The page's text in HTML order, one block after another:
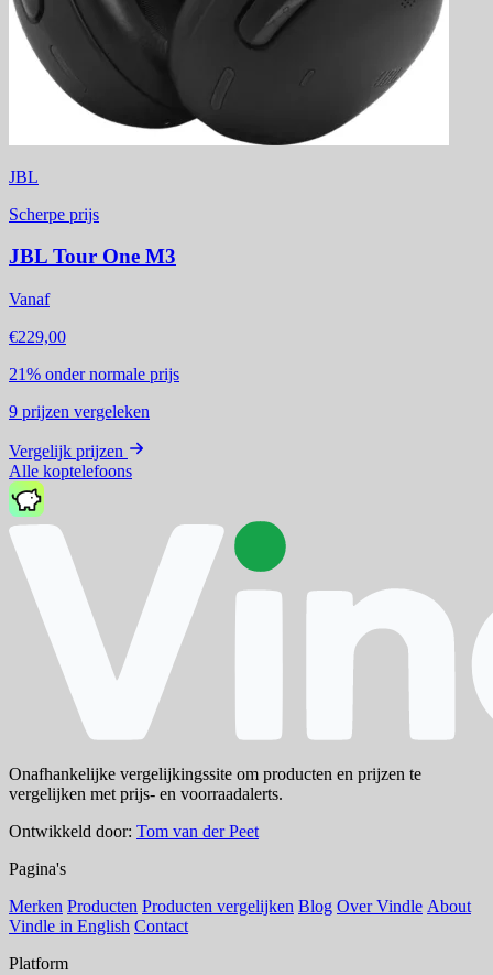
JBL
Scherpe prijs
JBL Tour One M3
Vanaf
€229,00
21% onder normale prijs
9 prijzen vergeleken
Vergelijk prijzen
Alle koptelefoons
Onafhankelijke vergelijkingssite om producten en prijzen te
vergelijken met prijs- en voorraadalerts.
Ontwikkeld door: Tom van der Peet
Pagina's
Merken Producten Producten vergelijken Blog Over Vindle About
Vindle in English Contact
Platform